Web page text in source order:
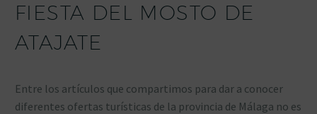
FIESTA DEL MOSTO DE
ATAJATE
Entre los artículos que compartimos para dar a conocer
diferentes ofertas turísticas de la provincia de Málaga no es